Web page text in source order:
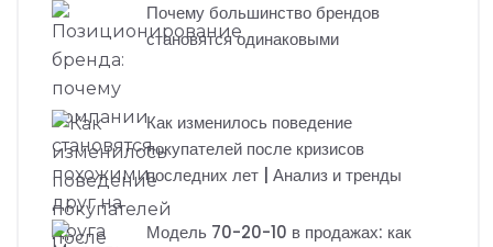
Почему большинство брендов
становятся одинаковыми
Как изменилось поведение
покупателей после кризисов
последних лет | Анализ и тренды
Модель 70-20-10 в продажах: как